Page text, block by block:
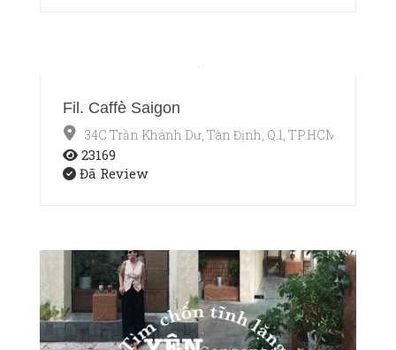
Fil. Caffè Saigon
34C Trần Khánh Dư, Tân Định, Q.1, TP.HCM
23169
Đã Review